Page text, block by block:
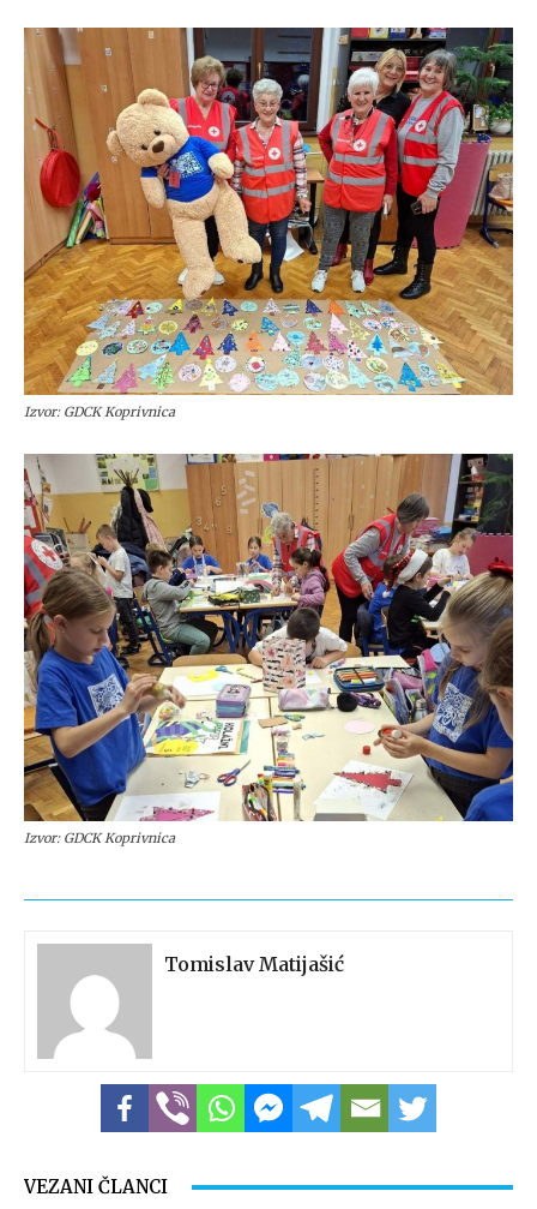
Izvor: GDCK Koprivnica
Izvor: GDCK Koprivnica
Tomislav Matijašić
VEZANI ČLANCI